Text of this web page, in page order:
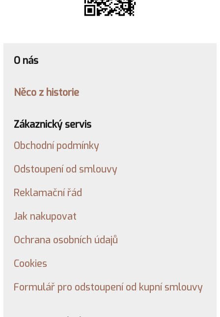
O nás
Něco z historie
Zákaznický servis
Obchodní podmínky
Odstoupení od smlouvy
Reklamační řád
Jak nakupovat
Ochrana osobních údajů
Cookies
Formulář pro odstoupení od kupní smlouvy